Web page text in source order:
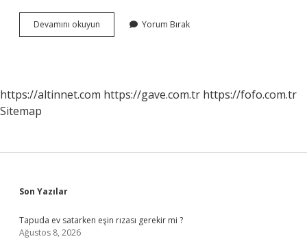
Devamını okuyun
Nur
Yorum Bırak
https://altinnet.com https://gave.com.tr https://fofo.com.tr
Sitemap
Sidebar
Son Yazılar
Tapuda ev satarken eşin rızası gerekir mi ?
Ağustos 8, 2026